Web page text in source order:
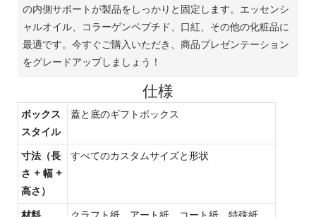
の内側サポートが製品をしっかりと固定します。エッセンシ
ャルオイル、コラーゲンペプチド、口紅、その他の化粧品に
最適です。今すぐご購入いただき、商品プレゼンテーション
をグレードアップしましょう！
仕様
ボックス
スタイル
蓋と底のギフトボックス
寸法（長
さ + 幅 +
高さ）
すべてのカスタムサイズと形状